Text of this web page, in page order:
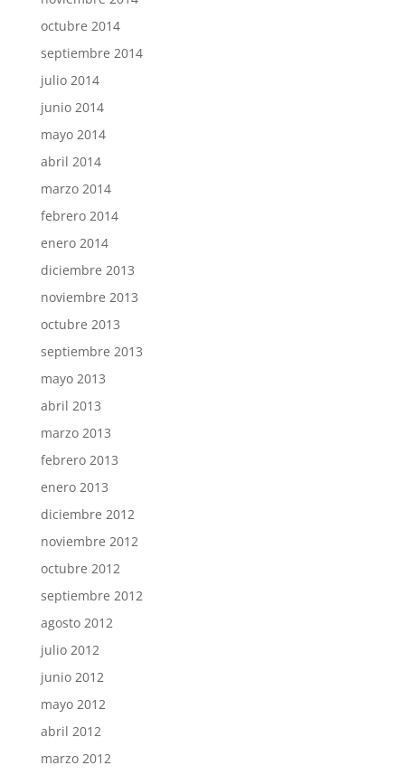
octubre 2014
septiembre 2014
julio 2014
junio 2014
mayo 2014
abril 2014
marzo 2014
febrero 2014
enero 2014
diciembre 2013
noviembre 2013
octubre 2013
septiembre 2013
mayo 2013
abril 2013
marzo 2013
febrero 2013
enero 2013
diciembre 2012
noviembre 2012
octubre 2012
septiembre 2012
agosto 2012
julio 2012
junio 2012
mayo 2012
abril 2012
marzo 2012